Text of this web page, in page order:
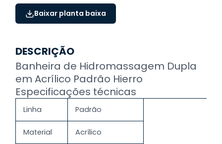
Baixar planta baixa
DESCRIÇÃO
Banheira de Hidromassagem Dupla
em Acrílico Padrão Hierro
Especificações técnicas
Linha Padrão
Material Acrílico